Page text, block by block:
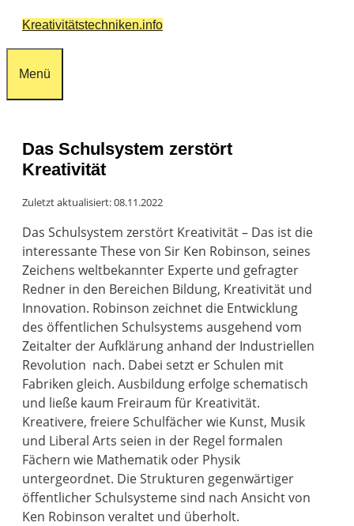
ZumKreativitätstechniken.info
Menü
Das Schulsystem zerstört
Kreativität
Zuletzt aktualisiert: 08.11.2022
Das Schulsystem zerstört Kreativität – Das ist die
interessante These von Sir Ken Robinson, seines
Zeichens weltbekannter Experte und gefragter
Redner in den Bereichen Bildung, Kreativität und
Innovation. Robinson zeichnet die Entwicklung
des öffentlichen Schulsystems ausgehend vom
Zeitalter der Aufklärung anhand der Industriellen
Revolution nach. Dabei setzt er Schulen mit
Fabriken gleich. Ausbildung erfolge schematisch
und ließe kaum Freiraum für Kreativität.
Kreativere, freiere Schulfächer wie Kunst, Musik
und Liberal Arts seien in der Regel formalen
Fächern wie Mathematik oder Physik
untergeordnet. Die Strukturen gegenwärtiger
öffentlicher Schulsysteme sind nach Ansicht von
Ken Robinson veraltet und überholt.